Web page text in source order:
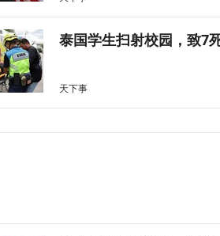
泰国学生扫射校园，致7
天下事